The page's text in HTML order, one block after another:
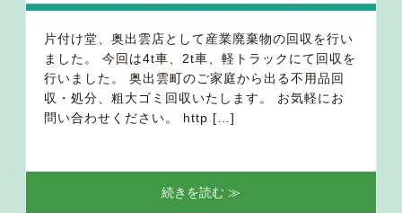
片付け堂、奥出雲店として産業廃棄物の回収を行い
ました。 今回は4t車、2t車、軽トラックにて回収を
行いました。 奥出雲町のご家庭から出る不用品回
収・処分、粗大ゴミ回収いたします。 お気軽にお
問い合わせください。 http […]
続きを読む ≫